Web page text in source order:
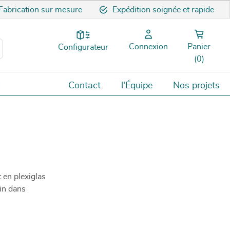
Fabrication sur mesure Expédition soignée et rapide
Configurateur Connexion
Panier
(0)
Nos projets
l'Équipe
Contact
plexiglas
dans